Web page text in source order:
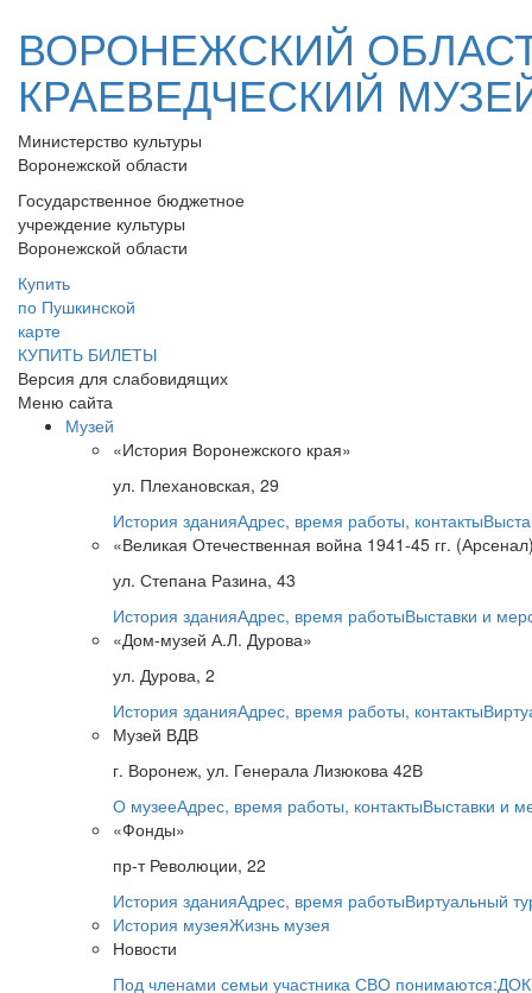
ВОРОНЕЖСКИЙ
КРАЕВЕДЧЕСКИЙ
Министерство культуры
Воронежской области
Государственное бюджетное
учреждение культуры
Воронежской области
Купить
по Пушкинской
карте
КУПИТЬ БИЛЕТЫ
Версия для слабовидящих
Меню сайта
Музей
«История Воронежского края»
ул. Плехановская, 29
История зданияАдрес, время работы, контакты
«Великая Отечественная война 1941-45 гг.
ул. Степана Разина, 43
История зданияАдрес, время работыВыставки и
«Дом-музей А.Л. Дурова»
ул. Дурова, 2
История зданияАдрес, время работы, контакты
Музей ВДВ
г. Воронеж, ул. Генерала Лизюкова 42В
О музееАдрес, время работы, контактыВыставки и
«Фонды»
пр-т Революции, 22
История зданияАдрес, время работыВиртуальный
История музеяЖизнь музея
Новости
Под членами семьи участника СВО понимаются: